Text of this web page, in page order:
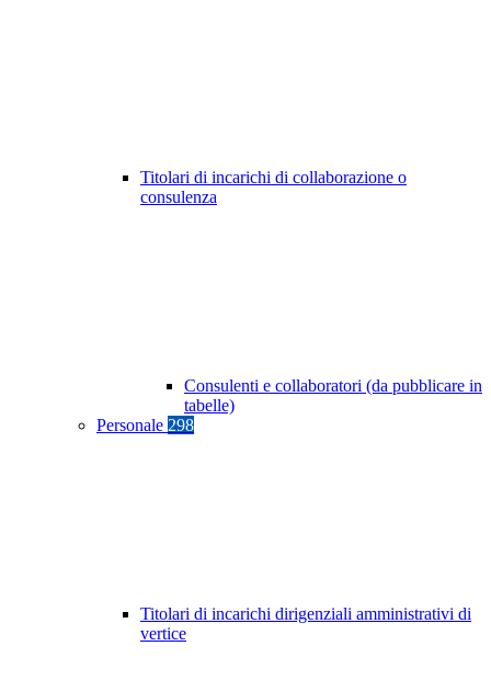
Titolari di incarichi di collaborazione o
consulenza
Consulenti e collaboratori (da pubblicare in
tabelle)
Personale 298
Titolari di incarichi dirigenziali amministrativi di
vertice